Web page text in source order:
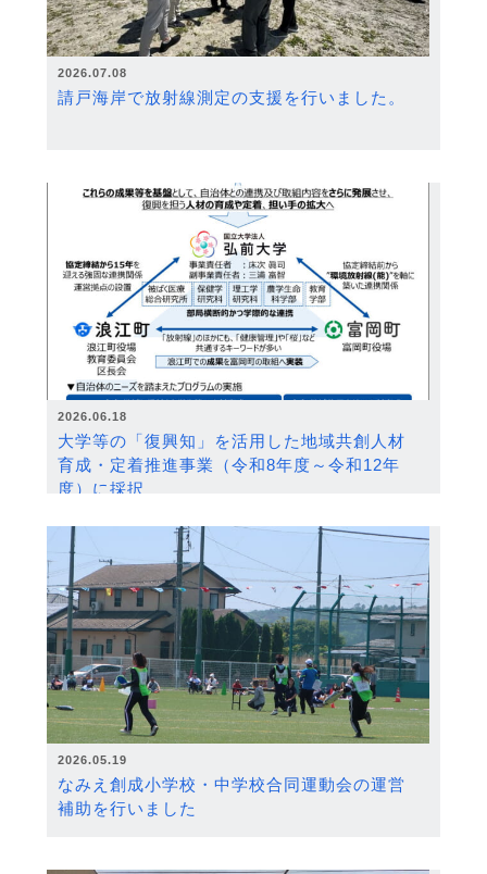
2026.07.08
請戸海岸で放射線測定の支援を行いました。
2026.06.18
大学等の「復興知」を活用した地域共創人材
育成・定着推進事業（令和8年度～令和12年
度）に採択
2026.05.19
なみえ創成小学校・中学校合同運動会の運営
補助を行いました